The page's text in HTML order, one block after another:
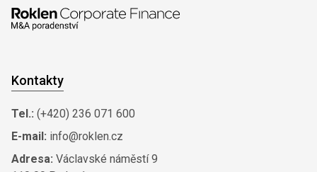
Kontakty
Tel.: (+420) 236 071 600
E-mail: info@roklen.cz
Adresa: Václavské náměstí 9